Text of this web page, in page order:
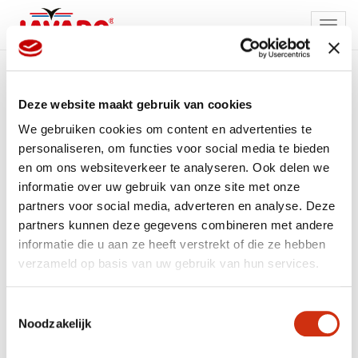
Deze website maakt gebruik van cookies
We gebruiken cookies om content en advertenties te
personaliseren, om functies voor social media te bieden
en om ons websiteverkeer te analyseren. Ook delen we
informatie over uw gebruik van onze site met onze
partners voor social media, adverteren en analyse. Deze
partners kunnen deze gegevens combineren met andere
informatie die u aan ze heeft verstrekt of die ze hebben
verzameld op basis van uw gebruik van hun services.
NoodzakelijkMEMBER OF GROUP